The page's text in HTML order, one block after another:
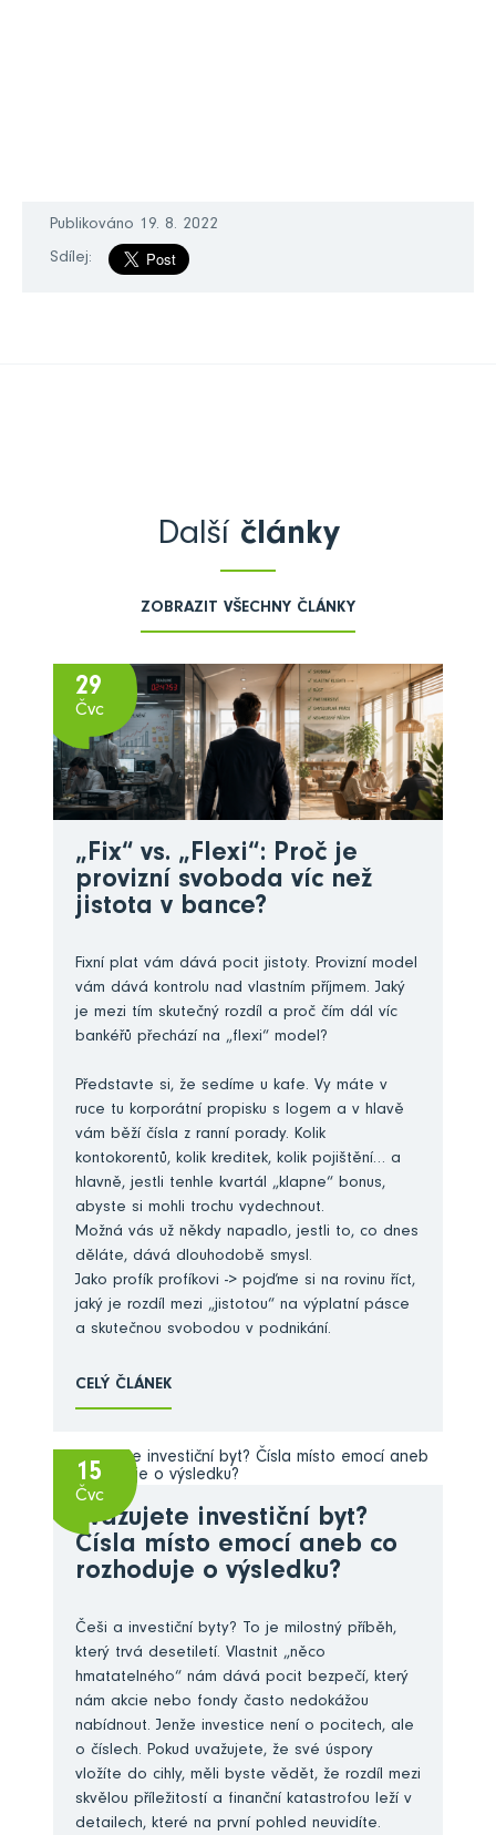
Publikováno 19. 8. 2022
Sdílej:
Další články
ZOBRAZIT VŠECHNY ČLÁNKY
29
Čvc
„Fix“ vs. „Flexi“: Proč je
provizní svoboda víc než
jistota v bance?
Fixní plat vám dává pocit jistoty. Provizní model
vám dává kontrolu nad vlastním příjmem. Jaký
je mezi tím skutečný rozdíl a proč čím dál víc
bankéřů přechází na „flexi“ model?
Představte si, že sedíme u kafe. Vy máte v
ruce tu korporátní propisku s logem a v hlavě
vám běží čísla z ranní porady. Kolik
kontokorentů, kolik kreditek, kolik pojištění… a
hlavně, jestli tenhle kvartál „klapne“ bonus,
abyste si mohli trochu vydechnout.
Možná vás už někdy napadlo, jestli to, co dnes
děláte, dává dlouhodobě smysl.
Jako profík profíkovi -> pojďme si na rovinu říct,
jaký je rozdíl mezi „jistotou“ na výplatní pásce
a skutečnou svobodou v podnikání.
CELÝ ČLÁNEK
15
Čvc
Zvažujete investiční byt?
Čísla místo emocí aneb co
rozhoduje o výsledku?
Češi a investiční byty? To je milostný příběh,
který trvá desetiletí. Vlastnit „něco
hmatatelného“ nám dává pocit bezpečí, který
nám akcie nebo fondy často nedokážou
nabídnout. Jenže investice není o pocitech, ale
o číslech. Pokud uvažujete, že své úspory
vložíte do cihly, měli byste vědět, že rozdíl mezi
skvělou příležitostí a finanční katastrofou leží v
detailech, které na první pohled neuvidíte.